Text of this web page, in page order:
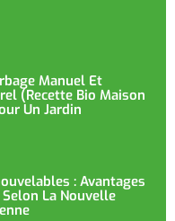
Manuel Et
(recette Bio Maison
Un Jardin
: Avantages
La Nouvelle